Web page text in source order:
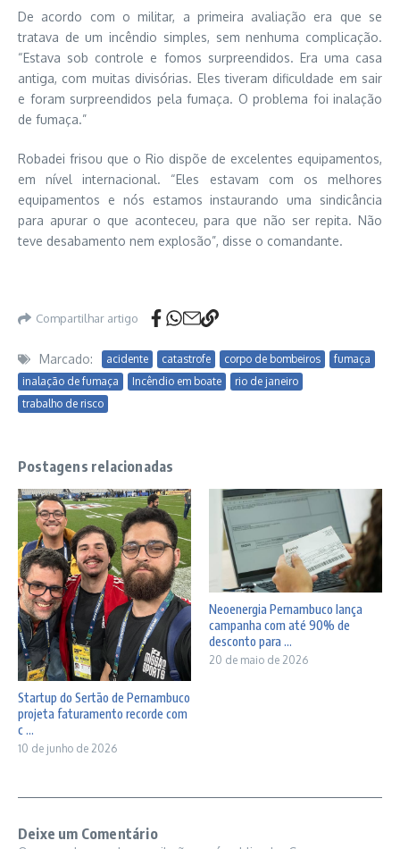
De acordo com o militar, a primeira avaliação era que se
tratava de um incêndio simples, sem nenhuma complicação.
“Estava sob controle e fomos surpreendidos. Era uma casa
antiga, com muitas divisórias. Eles tiveram dificuldade em sair
e foram surpreendidos pela fumaça. O problema foi inalação
de fumaça.”
Robadei frisou que o Rio dispõe de excelentes equipamentos,
em nível internacional. “Eles estavam com os melhores
equipamentos e nós estamos instaurando uma sindicância
para apurar o que aconteceu, para que não ser repita. Não
teve desabamento nem explosão”, disse o comandante.
Compartilhar artigo
Marcado: acidente catastrofe corpo de bombeiros
fumaça
inalação de fumaça
Incêndio em boate
rio de janeiro
trabalho de risco
Postagens relacionadas
Startup do Sertão de Pernambuco
projeta faturamento recorde com
c ...
10 de junho de 2026
Neoenergia Pernambuco lança
campanha com até 90% de
desconto para ...
20 de maio de 2026
Deixe um Comentário